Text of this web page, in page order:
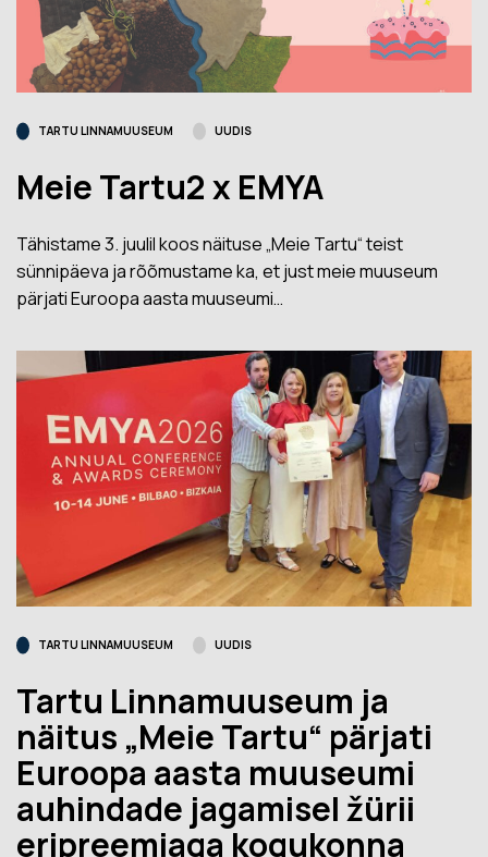
TARTU LINNAMUUSEUM UUDIS
Meie Tartu2 x EMYA
Tähistame 3. juulil koos näituse „Meie Tartu“ teist
sünnipäeva ja rõõmustame ka, et just meie muuseum
pärjati Euroopa aasta muuseumi…
TARTU LINNAMUUSEUM UUDIS
Tartu Linnamuuseum ja
näitus „Meie Tartu“ pärjati
Euroopa aasta muuseumi
auhindade jagamisel žürii
eripreemiaga kogukonna